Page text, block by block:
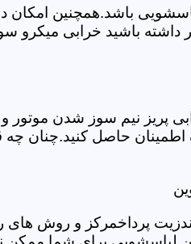
باشد.همچنین امکان دارد
باشید خرابی میکرو
نیم سوز شدن موتور
حاصل کنید.چنان چه
پرداخمرکز و روش های